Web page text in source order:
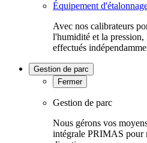
Équipement
Avec nos calibrateurs
l'humidité et la pression,
effectués
Gestion de parc
Fermer
Gestion de parc
Nous gérons vos
intégrale PRIMAS pour